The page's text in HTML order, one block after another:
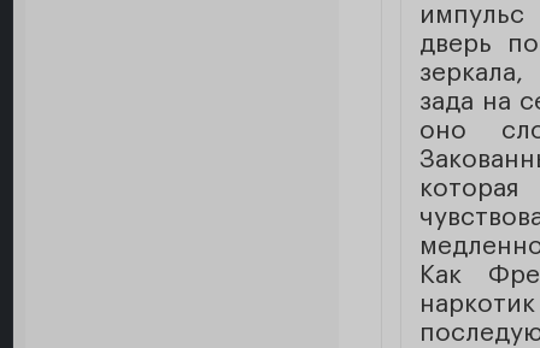
импульс
дверь
зада на
оно
Как